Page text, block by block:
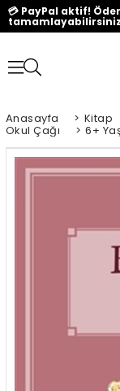
💳 PayPal aktif!
Anasayfa > Kitap
Okul Çağı > 6+